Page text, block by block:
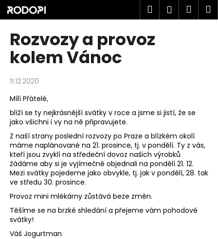
Přejít
na
obsah
Hledat
Rozvozy a provoz
kolem Vánoc
11.12.2020
Mílí Přátelé,
blíží se ty nejkrásnější svátky v roce a jsme si jistí, že se
jako všichni i vy na ně připravujete.
Z naší strany poslední rozvozy po Praze a blízkém okolí
máme naplánované na 21. prosince, tj. v pondělí. Ty z vás,
kteří jsou zvyklí na středeční dovoz našich výrobků
žádáme aby si je vyjímečně objednali na pondělí 21. 12.
Mezi svátky pojedeme jako obvykle, tj. jak v pondělí, 28. tak
ve středu 30. prosince.
Provoz mini mlékárny zůstává beze změn.
Těšíme se na brzké shledání a přejeme vám pohodové
svátky!
Váš Jogurtman
o
C
o
p
o
t
ř
e
b
u
j
e
t
e
n
a